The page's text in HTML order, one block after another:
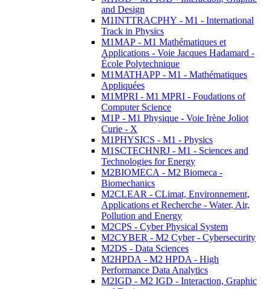
and Design
M1INTTRACPHY - M1 - International
Track in Physics
M1MAP - M1 Mathématiques et
Applications - Voie Jacques Hadamard -
École Polytechnique
M1MATHAPP - M1 - Mathématiques
Appliquées
M1MPRI - M1 MPRI - Foudations of
Computer Science
M1P - M1 Physique - Voie Irène Joliot
Curie - X
M1PHYSICS - M1 - Physics
M1SCTECHNRJ - M1 - Sciences and
Technologies for Energy
M2BIOMECA - M2 Biomeca -
Biomechanics
M2CLEAR - CLimat, Environnement,
Applications et Recherche - Water, Air,
Pollution and Energy
M2CPS - Cyber Physical System
M2CYBER - M2 Cyber - Cybersecurity
M2DS - Data Sciences
M2HPDA - M2 HPDA - High
Performance Data Analytics
M2IGD - M2 IGD - Interaction, Graphic